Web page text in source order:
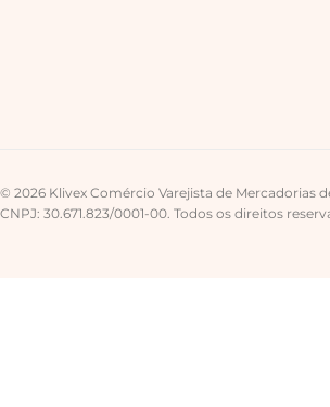
© 2026 Klivex Comércio Varejista de Mercadorias
CNPJ: 30.671.823/0001-00. Todos os direitos